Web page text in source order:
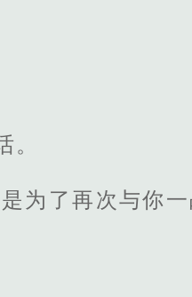
。
为了再次与你一